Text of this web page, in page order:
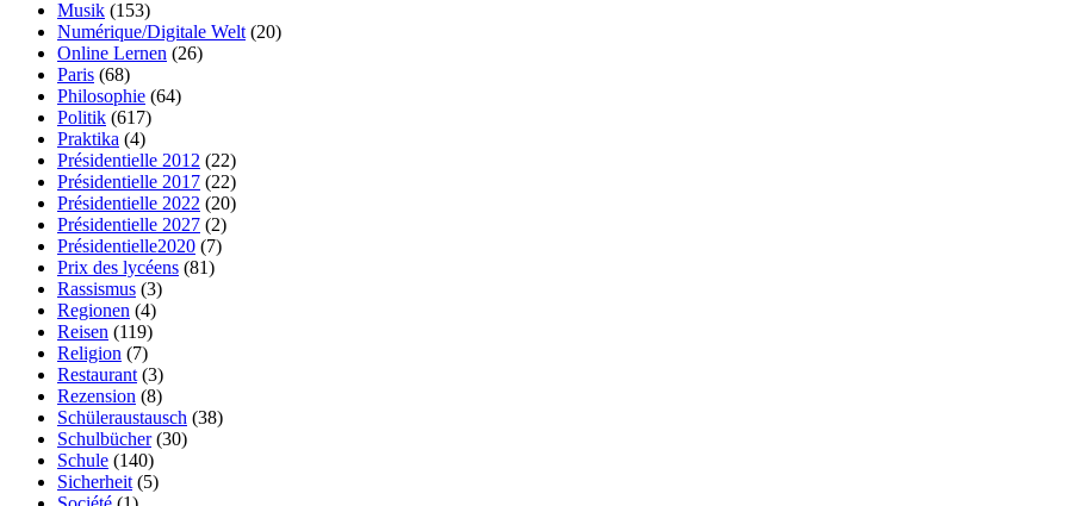
Musik (153)
Numérique/Digitale Welt(20)
Online Lernen (26)
Paris (68)
Philosophie (64)
Politik (617)
Praktika (4)
Présidentielle 2012 (22)
Présidentielle 2017 (22)
Présidentielle 2022 (20)
Présidentielle 2027 (2)
Présidentielle2020 (7)
Prix des lycéens (81)
Rassismus (3)
Regionen (4)
Reisen (119)
Religion (7)
Restaurant(3)
Rezension (8)
Schüleraustausch (38)
Schulbücher(30)
Schule (140)
Sicherheit(5)